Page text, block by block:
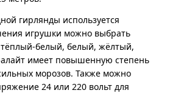
гирлянды используется
игрушки можно выбрать
белый, белый, жёлтый,
имеет повышенную степень
морозов. Также можно
24 или 220 вольт для